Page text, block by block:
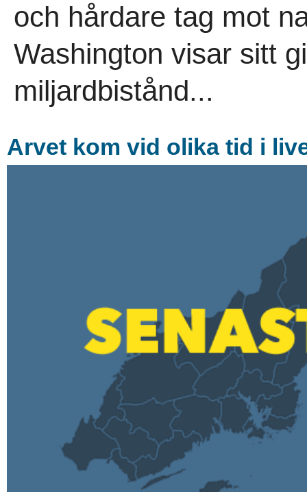
och hårdare tag mot
Washington visar sitt
miljardbistånd...
Arvet kom vid olika tid i